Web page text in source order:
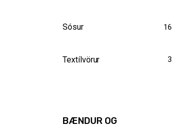
Sósur 16
Textílvörur 3
BÆNDUR OG